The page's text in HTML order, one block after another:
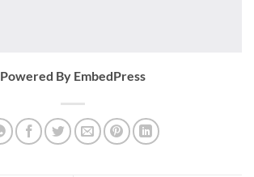
Powered By EmbedPress